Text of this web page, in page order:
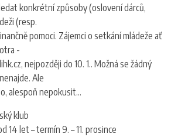
konkrétní způsoby (oslovení dárců,
(resp.
pomoci. Zájemci o setkání mládeže ať
-
nejpozději do 10. 1.. Možná se žádný
Ale
alespoň nepokusit...
klub
14 let – termín 9. – 11. prosince